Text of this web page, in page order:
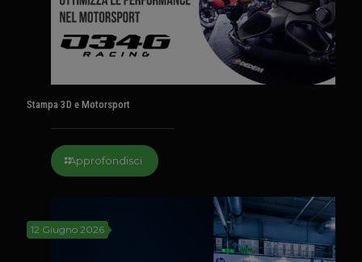
Stampa 3D e Motorsport
Approfondisci
12 Giugno 2026